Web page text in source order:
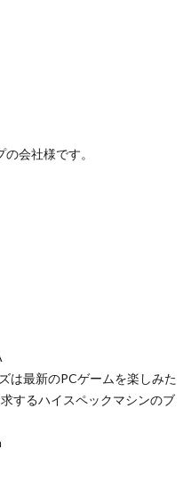
会社様です。
は最新のPCゲームを楽しみた
するハイスペックマシンのブ